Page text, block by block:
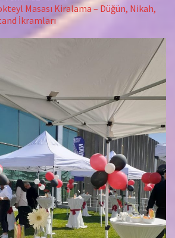
Masası Kiralama – Düğün, Nikah,
İkramları